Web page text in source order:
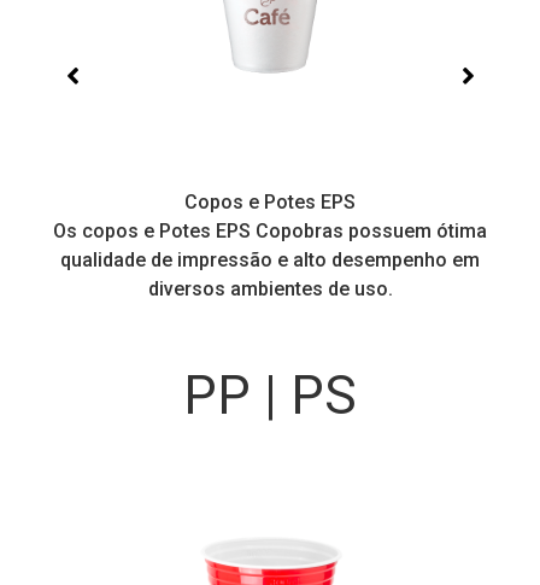
Copos e Potes EPS
Os copos e Potes EPS Copobras possuem ótima
qualidade de impressão e alto desempenho em
diversos ambientes de uso.
PP | PS